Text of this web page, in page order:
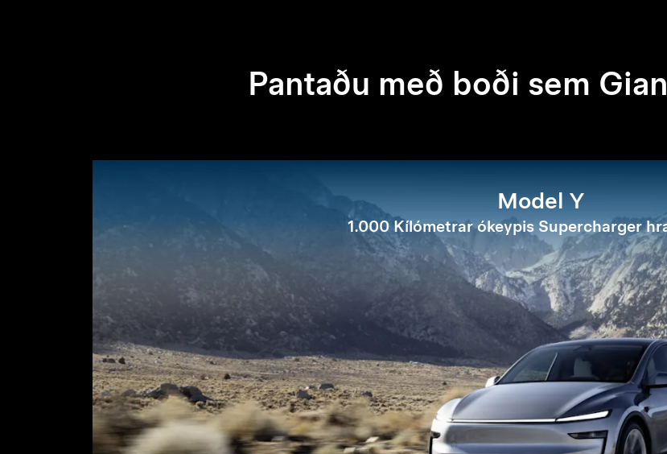
Pantaðu með boði sem
Model Y
1.000 Kílómetrar ókeypis Supercharger